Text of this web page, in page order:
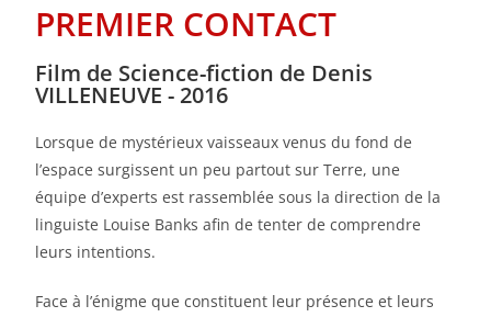
PREMIER CONTACT
Film de Science-fiction de Denis
VILLENEUVE - 2016
Lorsque de mystérieux vaisseaux venus du fond de
l’espace surgissent un peu partout sur Terre, une
équipe d’experts est rassemblée sous la direction de la
linguiste Louise Banks afin de tenter de comprendre
leurs intentions.
Face à l’énigme que constituent leur présence et leurs